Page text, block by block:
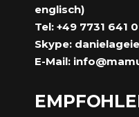
englisch)
Tel: +49 7731 641
Skype:
E-Mail: